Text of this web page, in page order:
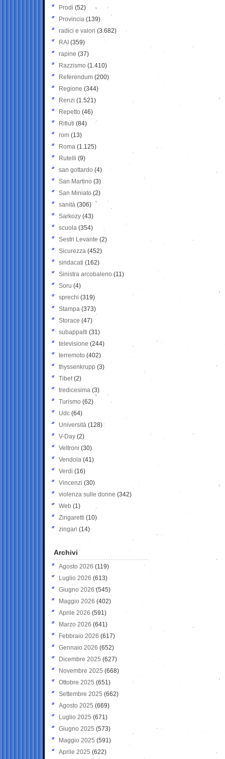
Prodi (52)
Provincia (139)
radici e valori (3.682)
RAI (359)
rapine (37)
Razzismo (1.410)
Referendum (200)
Regione (344)
Renzi (1.521)
Repetto (46)
Rifiuti (84)
rom (13)
Roma (1.125)
Rutelli (9)
san gottardo (4)
San Martino (3)
San Miniato (2)
sanità (306)
Sarkozy (43)
scuola (354)
Sestri Levante (2)
Sicurezza (452)
sindacati (162)
Sinistra arcobaleno (11)
Soru (4)
sprechi (319)
Stampa (373)
Storace (47)
subappalti (31)
televisione(244)
terremoto (402)
thyssenkrupp (3)
Tibet(2)
tredicesima (3)
Turismo (62)
Udc (64)
Università (128)
V-Day (2)
Veltroni (30)
Vendola (41)
Verdi (16)
Vincenzi (30)
violenza sulle donne (342)
Web (1)
Zingaretti (10)
zingari (14)
Archivi
Agosto 2026 (119)
Luglio 2026 (613)
Giugno 2026 (545)
Maggio 2026 (402)
Aprile 2026 (591)
Marzo 2026 (641)
Febbraio 2026 (617)
Gennaio 2026 (652)
Dicembre 2025 (627)
Novembre 2025 (668)
Ottobre 2025 (651)
Settembre 2025 (662)
Agosto 2025 (669)
Luglio 2025 (671)
Giugno 2025 (573)
Maggio 2025 (591)
Aprile 2025 (622)